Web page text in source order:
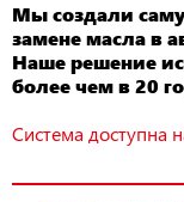
Мы создали
замене масла в
Наше решение
более чем в 20
Система доступна